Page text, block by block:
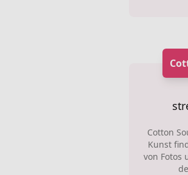
Cotton
Kunst
von Fotos